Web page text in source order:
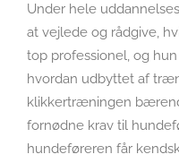
Under hele
at vejlede og rådgive,
top professionel, og
hvordan udbyttet af
klikkertræningen
fornødne krav til
hundeføreren får